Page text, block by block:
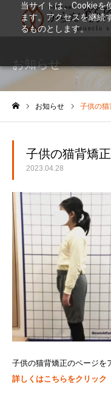
当サイトは、Cookieを
ます。アクセスを継続
るものとします。
お知らせ
お知らせ 子供の
子供の猫背矯
2023.04.28
子供の猫背矯正のページを
詳しくはこちらをクリック